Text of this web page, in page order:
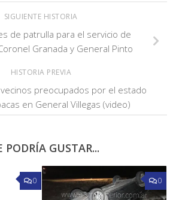
SIGUIENTE HISTORIA
de patrulla para el servicio de
Granada y General Pinto
HISTORIA PREVIA
preocupados por el estado
en General Villegas (video)
GUSTAR...
0 0